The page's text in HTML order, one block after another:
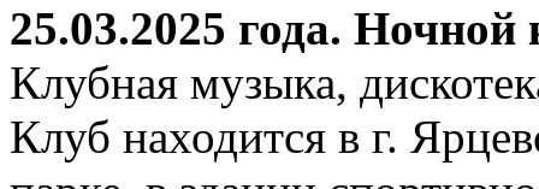
25.03.2025 года.
Клубная музыка,
Клуб находится в г.